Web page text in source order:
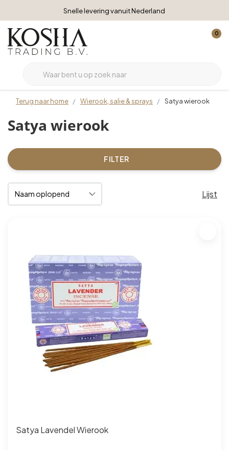
Snelle levering vanuit Nederland
0
Terug naar home Wierook, salie & sprays Satya wierook
Satya wierook
FILTER
Lijst
Satya Lavendel Wierook